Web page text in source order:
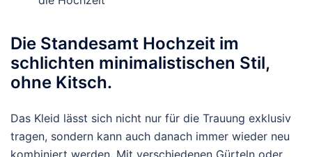
Die Standesamt Hochzeit im
schlichten minimalistischen Stil,
ohne Kitsch.
Das Kleid lässt sich nicht nur für die Trauung exklusiv
tragen, sondern kann auch danach immer wieder neu
kombiniert werden. Mit verschiedenen Gürteln oder